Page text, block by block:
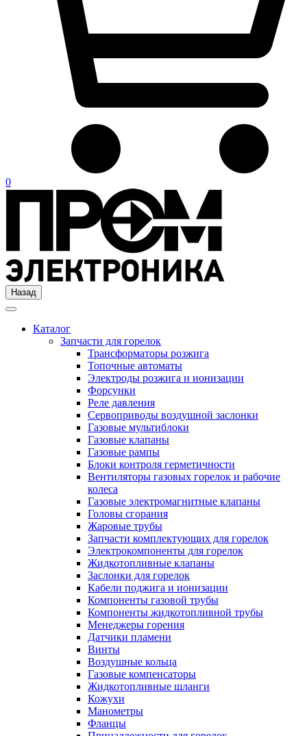
0
Назад
Каталог
Запчасти для горелок
Трансформаторы розжига
Топочные автоматы
Электроды розжига и ионизации
Форсунки
Реле давления
Сервоприводы воздушной заслонки
Газовые мультиблоки
Газовые клапаны
Газовые рампы
Блоки контроля герметичности
Вентиляторы газовых горелок и рабочие
колеса
Газовые электромагнитные клапаны
Головы сгорания
Жаровые трубы
Запчасти комплектующих для горелок
Электрокомпоненты для горелок
Жидкотопливные клапаны
Заслонки для горелок
Кабели поджига и ионизации
Компоненты газовой трубы
Компоненты жидкотопливной трубы
Менеджеры горения
Датчики пламени
Винты
Воздушные кольца
Газовые компенсаторы
Жидкотопливные шланги
Кожухи
Манометры
Фланцы